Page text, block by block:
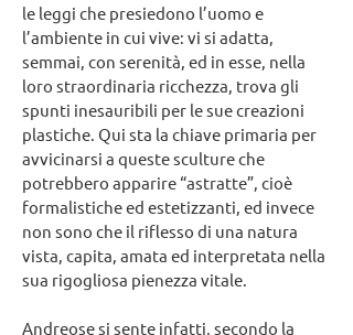
le leggi che presiedono l’uomo e
l’ambiente in cui vive: vi si adatta,
semmai, con serenità, ed in esse, nella
loro straordinaria ricchezza, trova gli
spunti inesauribili per le sue creazioni
plastiche. Qui sta la chiave primaria per
avvicinarsi a queste sculture che
potrebbero apparire “astratte”, cioè
formalistiche ed estetizzanti, ed invece
non sono che il riflesso di una natura
vista, capita, amata ed interpretata nella
sua rigogliosa pienezza vitale.
Andreose si sente infatti, secondo la